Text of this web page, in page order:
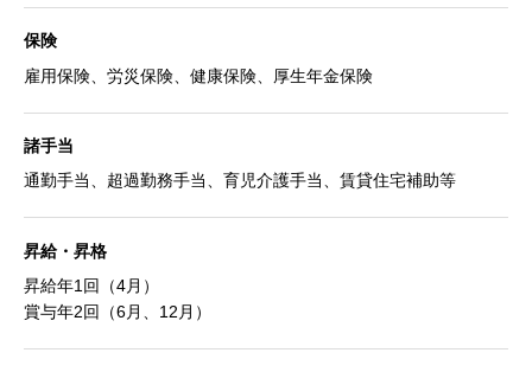
保険
雇用保険、労災保険、健康保険、厚生年金保険
諸手当
通勤手当、超過勤務手当、育児介護手当、賃貸住宅補助等
昇給・昇格
昇給年1回（4月）
賞与年2回（6月、12月）